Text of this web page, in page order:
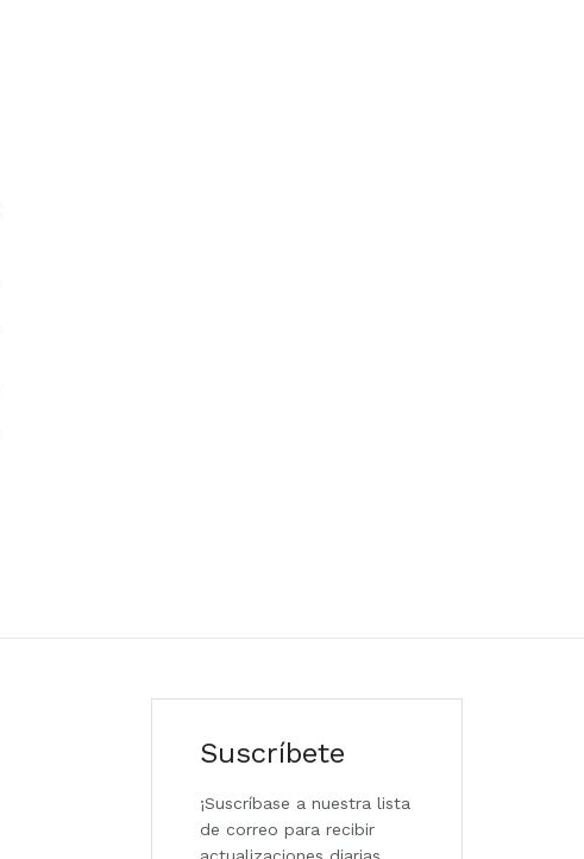
Suscríbete
¡Suscríbase a nuestra lista
de correo para recibir